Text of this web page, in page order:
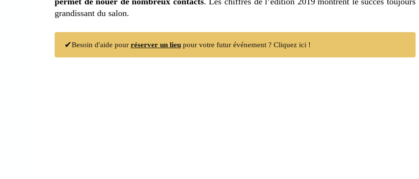
grandissant du salon.
✔Besoin d'aide pour réserver un lieu pour votre futur événement ? Cliquez ici !